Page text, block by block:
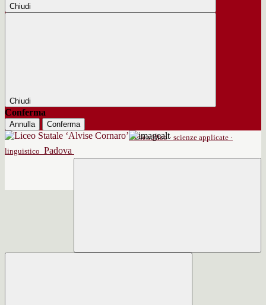
Chiudi
Chiudi
Conferma
Annulla
Conferma
scientifico · scienze applicate ·
linguistico Padova